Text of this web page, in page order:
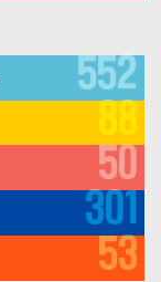
552
88
50
301
53